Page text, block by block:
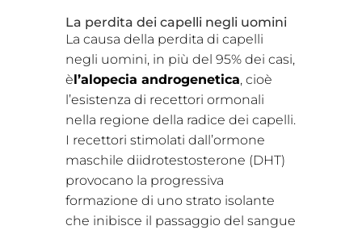
La perdita dei capelli negli uomini
La causa della perdita di capelli
negli uomini, in più del 95% dei casi,
èl’alopecia androgenetica, cioè
l’esistenza di recettori ormonali
nella regione della radice dei capelli.
I recettori stimolati dall’ormone
maschile diidrotestosterone (DHT)
provocano la progressiva
formazione di uno strato isolante
che inibisce il passaggio del sangue